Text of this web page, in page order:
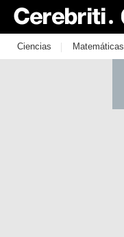
Ciencias | Matemáticas